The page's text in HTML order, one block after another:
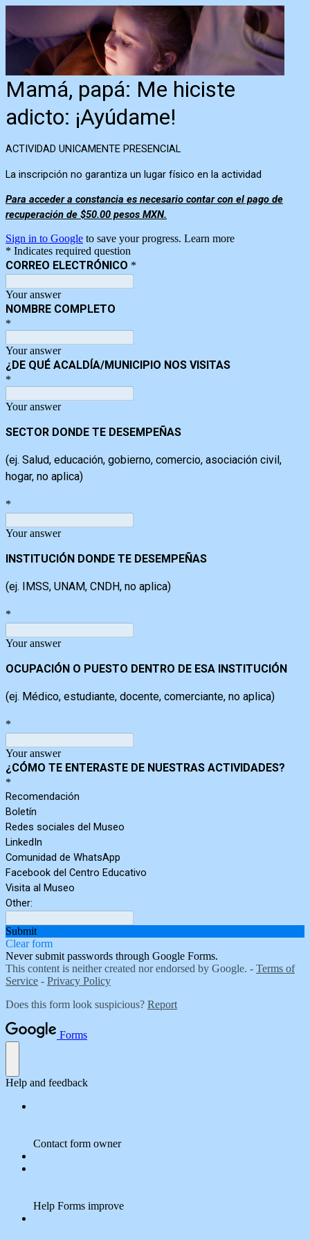
Mamá, papá: Me hiciste
adicto: ¡Ayúdame!
ACTIVIDAD UNICAMENTE PRESENCIAL
La inscripción no garantiza un lugar físico en la actividad
Para acceder a constancia es necesario contar con el pago de
recuperación de $50.00 pesos MXN.
Sign in to Google to save your progress. Learn more
* Indicates required question
CORREO ELECTRÓNICO *
Your answer
NOMBRE COMPLETO
*
Your answer
¿DE QUÉ ACALDÍA/MUNICIPIO NOS VISITAS
*
Your answer
SECTOR DONDE TE DESEMPEÑAS
(ej. Salud, educación, gobierno, comercio, asociación civil,
hogar, no aplica)
*
Your answer
INSTITUCIÓN DONDE TE DESEMPEÑAS
(ej. IMSS, UNAM, CNDH, no aplica)
*
Your answer
OCUPACIÓN O PUESTO DENTRO DE ESA INSTITUCIÓN
(ej. Médico, estudiante, docente, comerciante, no aplica)
*
Your answer
¿CÓMO TE ENTERASTE DE NUESTRAS ACTIVIDADES?
*
Recomendación
Boletín
Redes sociales del Museo
LinkedIn
Comunidad de WhatsApp
Facebook del Centro Educativo
Visita al Museo
Other:
Submit
Clear form
Never submit passwords through Google Forms.
This content is neither created nor endorsed by Google. - Terms of
Service - Privacy Policy
Does this form look suspicious? Report
Forms
Help and feedback
Contact form owner
Help Forms improve